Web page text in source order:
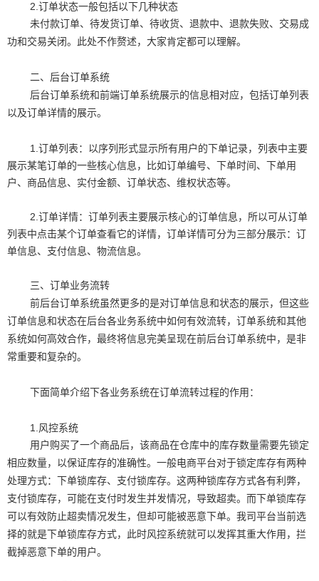
2.订单状态一般包括以下几种状态
未付款订单、待发货订单、待收货、退款中、退款失败、交易成
功和交易关闭。此处不作赘述，大家肯定都可以理解。
二、后台订单系统
后台订单系统和前端订单系统展示的信息相对应，包括订单列表
以及订单详情的展示。
1.订单列表：以序列形式显示所有用户的下单记录，列表中主要
展示某笔订单的一些核心信息，比如订单编号、下单时间、下单用
户、商品信息、实付金额、订单状态、维权状态等。
2.订单详情：订单列表主要展示核心的订单信息，所以可从订单
列表中点击某个订单查看它的详情，订单详情可分为三部分展示：订
单信息、支付信息、物流信息。
三、订单业务流转
前后台订单系统虽然更多的是对订单信息和状态的展示，但这些
订单信息和状态在后台各业务系统中如何有效流转，订单系统和其他
系统如何高效合作，最终将信息完美呈现在前后台订单系统中，是非
常重要和复杂的。
下面简单介绍下各业务系统在订单流转过程的作用：
1.风控系统
用户购买了一个商品后，该商品在仓库中的库存数量需要先锁定
相应数量，以保证库存的准确性。一般电商平台对于锁定库存有两种
处理方式：下单锁库存、支付锁库存。这两种锁库存方式各有利弊，
支付锁库存，可能在支付时发生并发情况，导致超卖。而下单锁库存
可以有效防止超卖情况发生，但却可能被恶意下单。我司平台当前选
择的就是下单锁库存方式，此时风控系统就可以发挥其重大作用，拦
截掉恶意下单的用户。